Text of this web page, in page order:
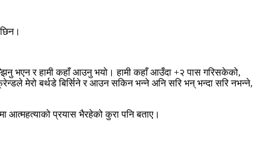
भएन र हामी कहाँ आउनु भयो। हामी कहाँ आउँदा +२ पास गरिसकेको,
मेरो बर्थडे बिर्सिने र आउन सकिन भन्ने अनि सरि भन् भन्दा सरि नभन्ने,
प्रयास भैरहेको कुरा पनि बताए।